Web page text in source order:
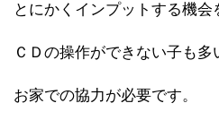
とにかくインプットする機会
ＣＤの操作ができない子も多
お家での協力が必要です。